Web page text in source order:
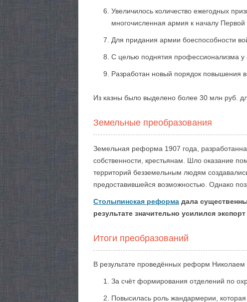
Увеличилось количество ежегодных
многочисленная армия к началу
Для придания армии боеспособности
С целью поднятия профессионализма
Разработан новый порядок повышения
Из казны было выделено более 30 млн руб.
Земельные преобразования
Земельная реформа 1907 года,
собственности, крестьянам. Шло оказание
территорий безземельным людям
предоставившейся возможностью. Однако
Столыпинская реформа дала
результате значительно усилился
Итоги преобразований
В результате проведённых реформ
За счёт формирования отделений по
Повысилась роль жандармерии,